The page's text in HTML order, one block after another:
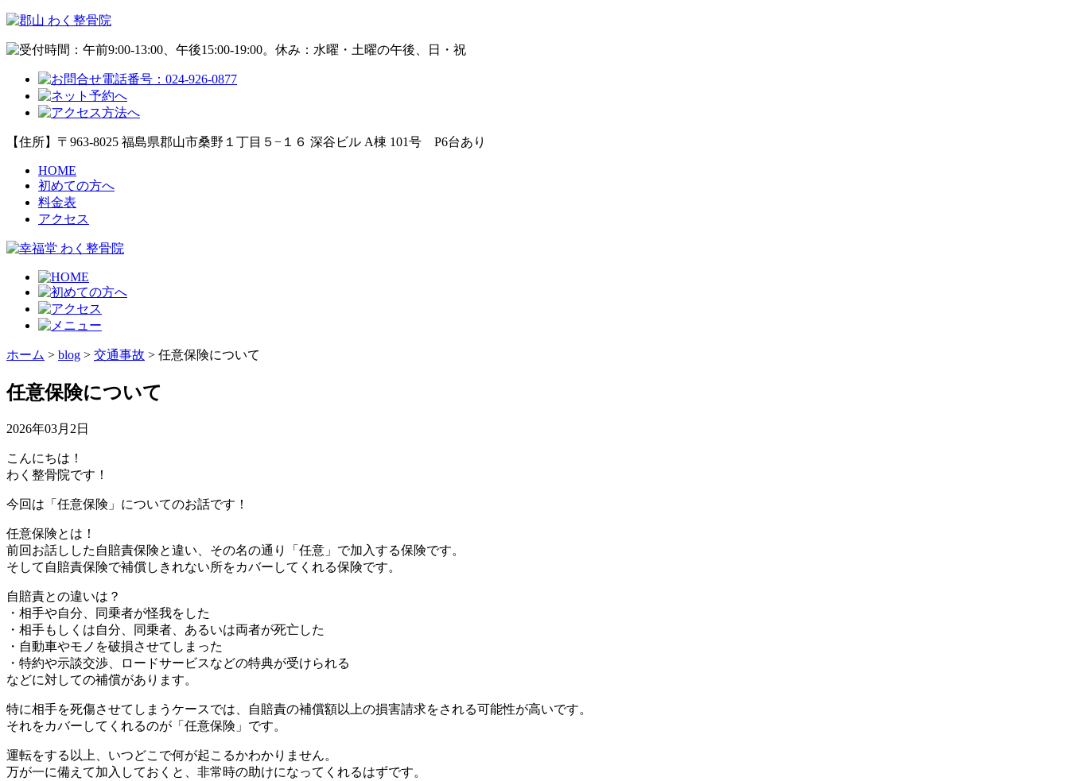
【住所】〒963-8025 福島県郡山市桑野１丁目５−１６ 深谷ビル A棟 101号 P6台あり
HOME
初めての方へ
料金表
アクセス
ホーム > blog > 交通事故 > 任意保険について
任意保険について
2026年03月2日
こんにちは！
わく整骨院です！
今回は「任意保険」についてのお話です！
任意保険とは！
前回お話しした自賠責保険と違い、その名の通り「任意」で加入する保険です。
そして自賠責保険で補償しきれない所をカバーしてくれる保険です。
自賠責との違いは？
・相手や自分、同乗者が怪我をした
・相手もしくは自分、同乗者、あるいは両者が死亡した
・自動車やモノを破損させてしまった
・特約や示談交渉、ロードサービスなどの特典が受けられる
などに対しての補償があります。
特に相手を死傷させてしまうケースでは、自賠責の補償額以上の損害請求をされる可能性が高いです。
それをカバーしてくれるのが「任意保険」です。
運転をする以上、いつどこで何が起こるかわかりません。
万が一に備えて加入しておくと、非常時の助けになってくれるはずです。